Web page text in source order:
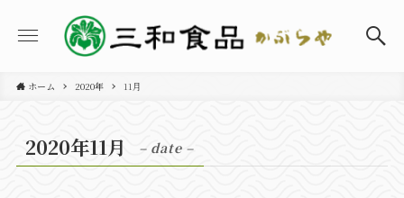
ホーム 2020年 11月
2020年11月 – date –